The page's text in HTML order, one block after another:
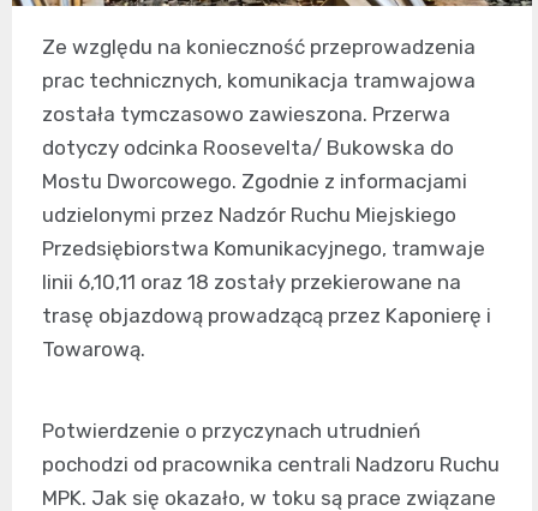
Ze względu na konieczność przeprowadzenia
prac technicznych, komunikacja tramwajowa
została tymczasowo zawieszona. Przerwa
dotyczy odcinka Roosevelta/ Bukowska do
Mostu Dworcowego. Zgodnie z informacjami
udzielonymi przez Nadzór Ruchu Miejskiego
Przedsiębiorstwa Komunikacyjnego, tramwaje
linii 6,10,11 oraz 18 zostały przekierowane na
trasę objazdową prowadzącą przez Kaponierę i
Towarową.
Potwierdzenie o przyczynach utrudnień
pochodzi od pracownika centrali Nadzoru Ruchu
MPK. Jak się okazało, w toku są prace związane